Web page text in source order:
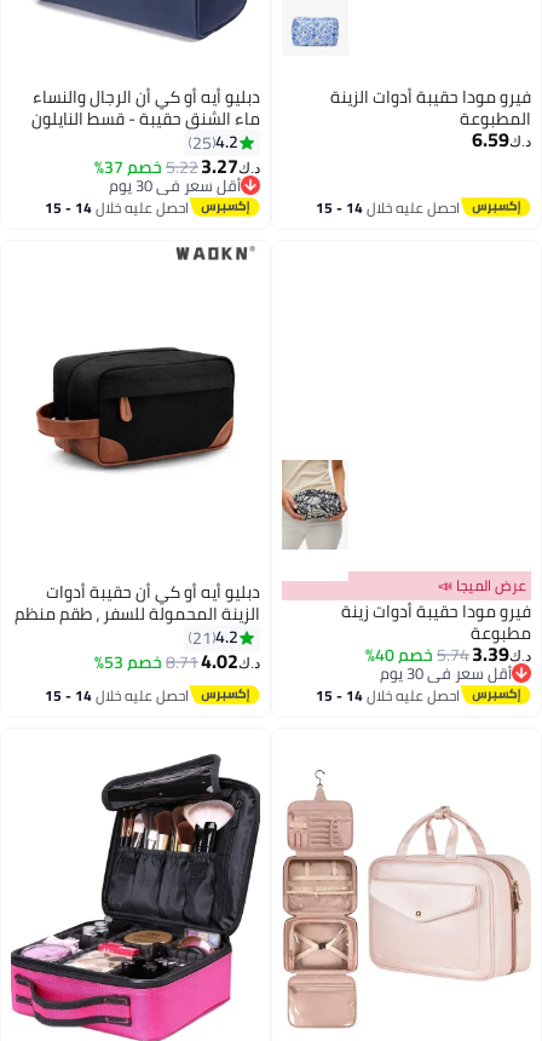
فيرو مودا حقيبة أدوات الزينة
المطبوعة
د.ك‏6.59
احصل عليه خلال 14 - 15
دبليو أيه أو كي أن الرجال والنساء
ماء الشنق حقيبة - قسط النايلون
حقيبة السفر مع مقصورات واسعة
من مستحضرات التجميل ، الضروريات
، وغسل الملابس والاكسسوارات
4.2
25
د.ك‏3.27
5.22خصم 37%
أقل سعر في 30 يوم
أقل سعر في 30 يوماحصل عليه خلال 14 - 15
عرض الميجا 📣
فيرو مودا حقيبة أدوات زينة
مطبوعة
د.ك‏3.39
5.74خصم 40%
أقل سعر في 30 يوم
أقل سعر في 30 يوماحصل عليه خلال 14 - 15
2
دبليو أيه أو كي أن حقيبة أدوات
الزينة المحمولة للسفر ، طقم منظم
السفر للرجال ، حقيبة حمام منظف
الوجه بالحلاقة ، حقيبة منظم أدوات
الزينة القماشية ، منظم قماش لجل
الاستحمام بالشامبو ، مع مقبض
4.2
21
د.ك‏4.02
8.71خصم 53%
احصل عليه خلال 14 - 15